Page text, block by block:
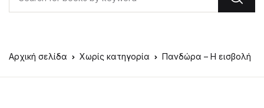
Αρχική σελίδα Χωρίς κατηγορία Πανδώρα – Η εισβολή